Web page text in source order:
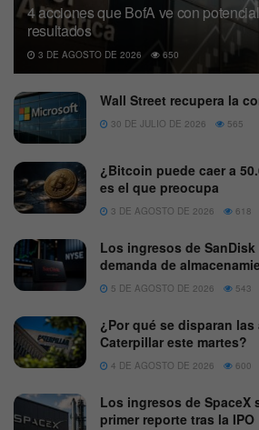
4 acciones que BofA ve con
resultados
3 DE AGOSTO DE 2026 650
Wall Street recupera la
30 DE JULIO DE 2026 565
¿Bitcoin puede caer a
es el que preocupa
3 DE AGOSTO DE 2026 618
Los ingresos de
demanda de
5 DE AGOSTO DE 2026 543
¿Por qué se disparan
Caterpillar este martes?
4 DE AGOSTO DE 2026 600
Los ingresos de SpaceX
primer reporte tras la IPO